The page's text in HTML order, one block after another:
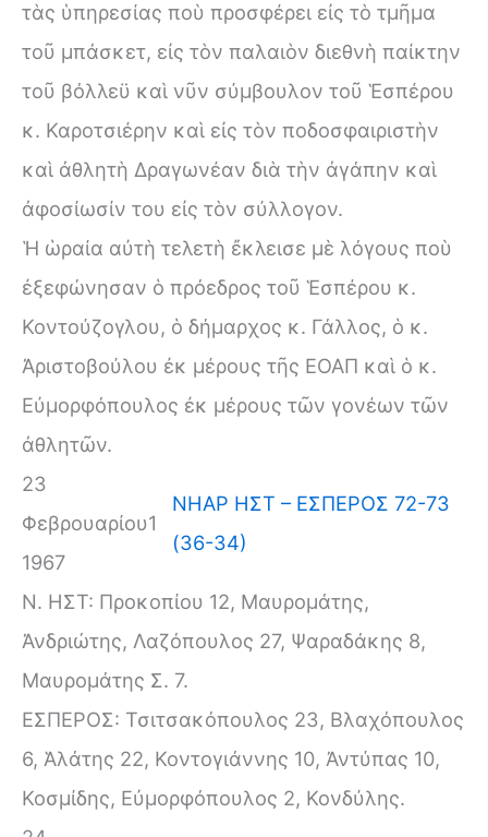
τὰς ὑπηρεσίας ποὺ προσφέρει εἰς τὸ τμῆμα
τοῦ μπάσκετ, εἰς τὸν παλαιὸν διεθνὴ παίκτην
τοῦ βόλλεϋ καὶ νῦν σύμβουλον τοῦ Ἑσπέρου
κ. Καροτσιέρην καὶ εἰς τὸν ποδοσφαιριστὴν
καὶ ἀθλητὴ Δραγωνέαν διὰ τὴν ἀγάπην καὶ
ἀφοσίωσίν του εἰς τὸν σύλλογον.
Ἡ ὡραία αὐτὴ τελετὴ ἔκλεισε μὲ λόγους ποὺ
ἐξεφώνησαν ὁ πρόεδρος τοῦ Ἑσπέρου κ.
Κοντούζογλου, ὁ δήμαρχος κ. Γάλλος, ὁ κ.
Ἀριστοβούλου ἐκ μέρους τῆς ΕΟΑΠ καὶ ὁ κ.
Εὐμορφόπουλος ἐκ μέρους τῶν γονέων τῶν
ἀθλητῶν.
23
Φεβρουαρίου
1967
1
ΝΗΑΡ ΗΣΤ – ΕΣΠΕΡΟΣ 72-73
(36-34)
Ν. ΗΣΤ: Προκοπίου 12, Μαυρομάτης,
Ἀνδριώτης, Λαζόπουλος 27, Ψαραδάκης 8,
Μαυρομάτης Σ. 7.
ΕΣΠΕΡΟΣ: Τσιτσακόπουλος 23, Βλαχόπουλος
6, Ἁλάτης 22, Κοντογιάννης 10, Ἀντύπας 10,
Κοσμίδης, Εὐμορφόπουλος 2, Κονδύλης.